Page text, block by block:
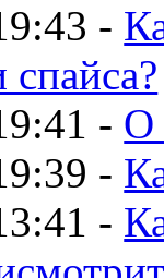
-
спайса?
- О
-
-